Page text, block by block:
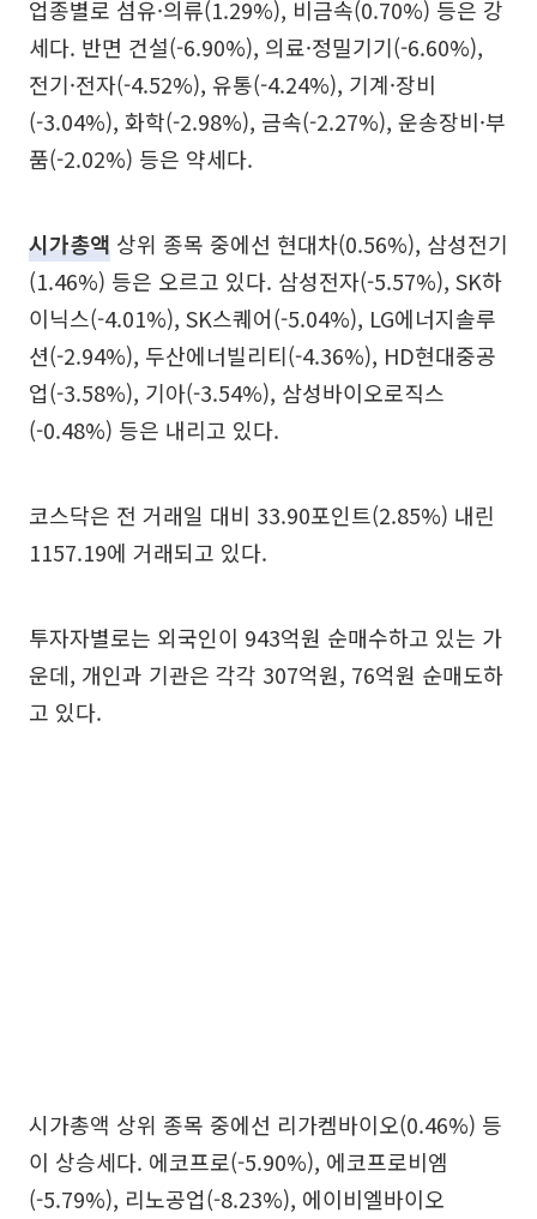
업종별로 섬유·의류(1.29%), 비금속(0.70%) 등은 강
세다. 반면 건설(-6.90%), 의료·정밀기기(-6.60%),
전기·전자(-4.52%), 유통(-4.24%), 기계·장비
(-3.04%), 화학(-2.98%), 금속(-2.27%), 운송장비·부
품(-2.02%) 등은 약세다.
시가총액 상위 종목 중에선 현대차(0.56%), 삼성전기
(1.46%) 등은 오르고 있다. 삼성전자(-5.57%), SK하
이닉스(-4.01%), SK스퀘어(-5.04%), LG에너지솔루
션(-2.94%), 두산에너빌리티(-4.36%), HD현대중공
업(-3.58%), 기아(-3.54%), 삼성바이오로직스
(-0.48%) 등은 내리고 있다.
코스닥은 전 거래일 대비 33.90포인트(2.85%) 내린
1157.19에 거래되고 있다.
투자자별로는 외국인이 943억원 순매수하고 있는 가
운데, 개인과 기관은 각각 307억원, 76억원 순매도하
고 있다.
시가총액 상위 종목 중에선 리가켐바이오(0.46%) 등
이 상승세다. 에코프로(-5.90%), 에코프로비엠
(-5.79%), 리노공업(-8.23%), 에이비엘바이오